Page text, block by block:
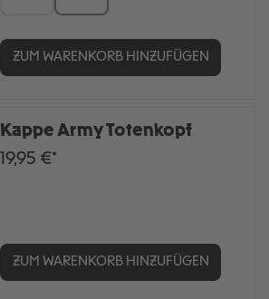
ZUM WARENKORB HINZUFÜGEN
Kappe Army Totenkopf
19,95 €*
ZUM WARENKORB HINZUFÜGEN